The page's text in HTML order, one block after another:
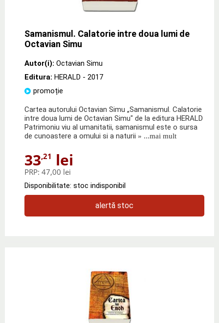
Samanismul. Calatorie intre doua lumi de
Octavian Simu
Autor(i): Octavian Simu
Editura: HERALD - 2017
promoție
Cartea autorului Octavian Simu „Samanismul. Calatorie
intre doua lumi de Octavian Simu" de la editura HERALD
Patrimoniu viu al umanitatii, samanismul este o sursa
de cunoastere a omului si a naturii » ...mai mult
33,21 lei
PRP: 47,00 lei
Disponibilitate: stoc indisponibil
alertă stoc